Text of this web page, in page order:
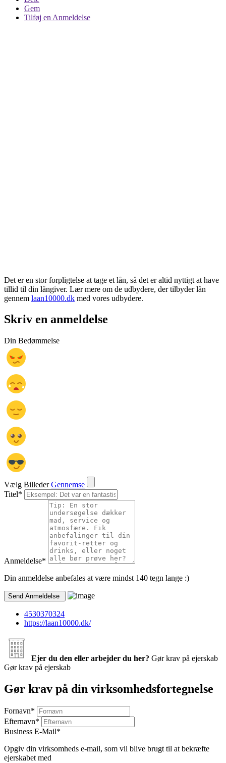
Gem
Tilføj en Anmeldelse
Det er en stor forpligtelse at tage et lån, så det er altid nyttigt at have
tillid til din långiver. Lær mere om de udbydere, der tilbyder lån
gennem laan10000.dk med vores udbydere.
Skriv en anmeldelse
Din Bedømmelse
Vælg Billeder Gennemse
Titel*
Anmeldelse*
Din anmeldelse anbefales at være mindst 140 tegn lange :)
4530370324
https://laan10000.dk/
Ejer du den eller arbejder du her? Gør krav på ejerskab
Gør krav på ejerskab
Gør krav på din virksomhedsfortegnelse
Fornavn*
Efternavn*
Business E-Mail*
Opgiv din virksomheds e-mail, som vil blive brugt til at bekræfte
ejerskabet med